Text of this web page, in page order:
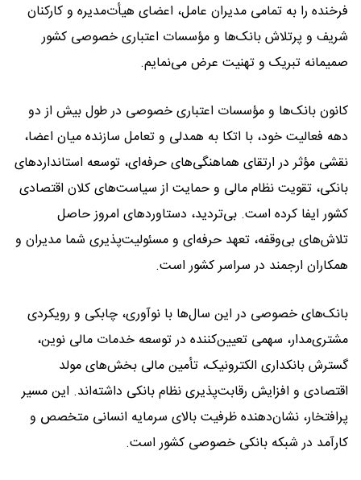
فرخنده را به تمامی مدیران عامل، اعضای هیأت‌مدیره و کارکنان
شریف و پرتلاش بانک‌ها و مؤسسات اعتباری خصوصی کشور
صمیمانه تبریک و تهنیت عرض می‌نمایم.
کانون بانک‌ها و مؤسسات اعتباری خصوصی در طول بیش از دو
دهه فعالیت خود، با اتکا به همدلی و تعامل سازنده میان اعضا،
نقشی مؤثر در ارتقای هماهنگی‌های حرفه‌ای، توسعه استانداردهای
بانکی، تقویت نظام مالی و حمایت از سیاست‌های کلان اقتصادی
کشور ایفا کرده است. بی‌تردید، دستاوردهای امروز حاصل
تلاش‌های بی‌وقفه، تعهد حرفه‌ای و مسئولیت‌پذیری شما مدیران و
همکاران ارجمند در سراسر کشور است.
بانک‌های خصوصی در این سال‌ها با نوآوری، چابکی و رویکردی
مشتری‌مدار، سهمی تعیین‌کننده در توسعه خدمات مالی نوین،
گسترش بانکداری الکترونیک، تأمین مالی بخش‌های مولد
اقتصادی و افزایش رقابت‌پذیری نظام بانکی داشته‌اند. این مسیر
پرافتخار، نشان‌دهنده ظرفیت بالای سرمایه انسانی متخصص و
کارآمد در شبکه بانکی خصوصی کشور است.